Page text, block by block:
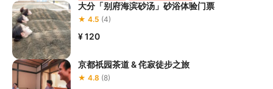
大分「别府海滨砂汤」砂浴体验门票
★ 4.5 (4)
¥ 120
京都祇园茶道 & 侘寂徒步之旅
★ 4.8 (8)